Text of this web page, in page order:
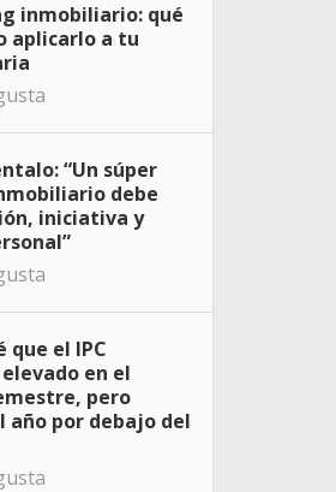
inmobiliario: qué
aplicarlo a tu
“Un súper
debe
iniciativa y
que el IPC
en el
pero
año por debajo del